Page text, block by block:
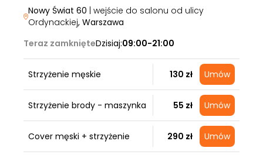
Nowy Świat 60 | wejście do salonu od ulicy
Ordynackiej, Warszawa
Teraz zamknięteDzisiaj:09:00-21:00
Strzyżenie męskie 130 zł Umów
Strzyżenie brody - maszynka 55 zł Umów
Cover męski + strzyżenie 290 zł Umów